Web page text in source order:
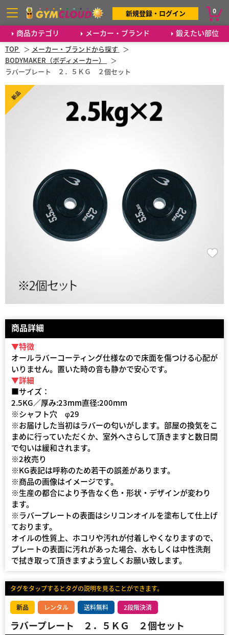
商品カテゴリ メーカー・ブランド 鍛えたい部位
新規登録・ログイン 0
TOP
メーカー・ブランドから探す
BODYMAKER（ボディメーカー）
ラバープレート ２．５ＫＧ ２個セット
新品
商品詳細
▼特徴
オールラバーコーティング仕様なので床面を傷つける心配が
いりません。置いた時の音も静かで安心です。
▼詳細
■サイズ：
2.5KG／厚み:23mm直径:200mm
※シャフト穴 φ29
※お届けした当初はラバーの匂いがします。部屋の換気をこ
まめに行っていただくか、室外へさらして頂きますと数日間
で匂いは緩和されます。
※2枚売り
※KG表記は呼称のため若干の誤差があります。
※商品の画像はイメージです。
※生産の都合により予告なく色・形状・デザインが変わり
ます。
※ラバープレートの表面はシリコンオイルを塗布して仕上げ
ております。
オイルの性質上、ホコリや汚れが付着しやくなりますので、
プレートの表面に汚れがあった場合、水もしくは中性洗剤
で拭き取って頂きますよう宜しくお願い致します。
タグをタップするとタグの説明を見ることができます。
新品 レンタル 送料無料 2段階決済
ラバープレート ２．５ＫＧ ２個セット